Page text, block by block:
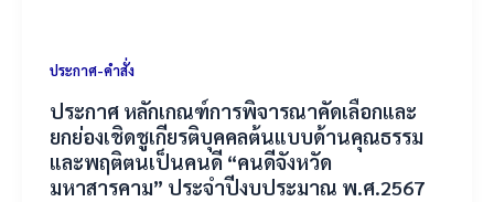
ประกาศ-คำสั่ง
ประกาศ หลักเกณฑ์การพิจารณาคัดเลือกและ
ยกย่องเชิดชูเกียรติบุคคลต้นแบบด้านคุณธรรม
และพฤติตนเป็นคนดี “คนดีจังหวัด
มหาสารคาม” ประจำปีงบประมาณ พ.ศ.2567